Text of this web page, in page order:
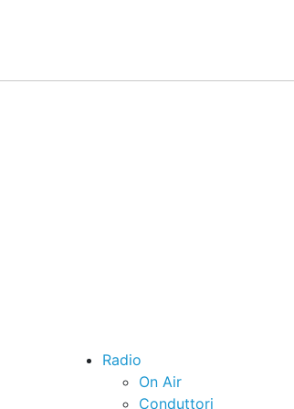
Radio
On Air
Conduttori